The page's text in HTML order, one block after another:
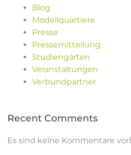
Blog
Modellquartiere
Presse
Pressemitteilung
Studiengärten
Veranstaltungen
Verbundpartner
Recent Comments
Es sind keine Kommentare